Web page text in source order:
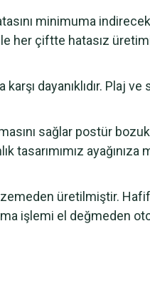
minimuma
her çiftte hatasız
dayanıklıdır. Plaj ve
sağlar postür
tasarımımız ayağınıza
üretilmiştir.
işlemi el değmeden